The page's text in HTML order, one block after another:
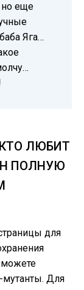
но еще
Яга…
ЛЮБИТ
ПОЛНУЮ
для
можете
мутанты. Для